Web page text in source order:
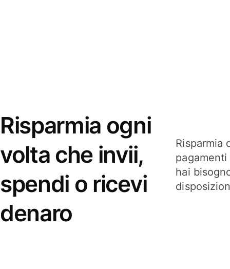
Risparmia ogni
volta che invii,
spendi o ricevi
denaro
Risparmia
hai